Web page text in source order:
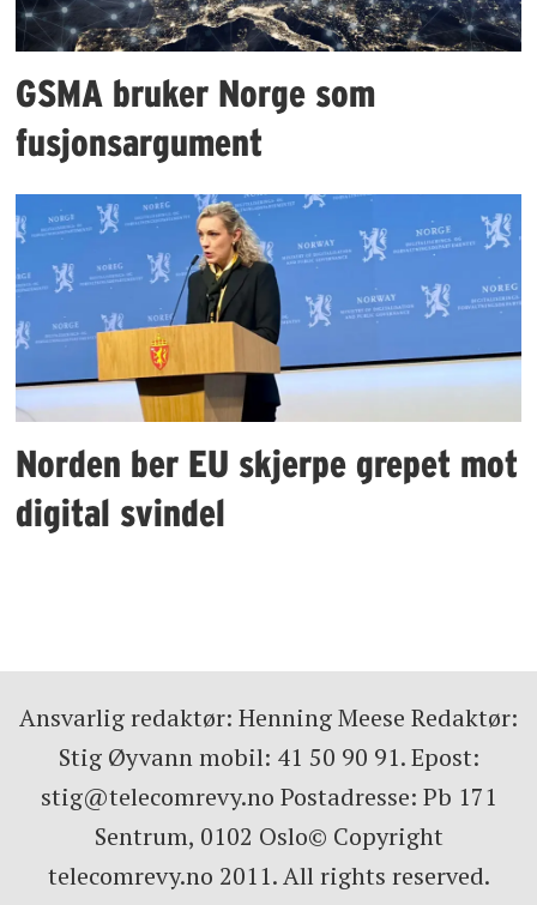
GSMA bruker Norge som
fusjonsargument
Norden ber EU skjerpe grepet mot
digital svindel
Ansvarlig redaktør: Henning Meese Redaktør:
Stig Øyvann mobil: 41 50 90 91. Epost:
stig@telecomrevy.no Postadresse: Pb 171
Sentrum, 0102 Oslo© Copyright
telecomrevy.no 2011. All rights reserved.